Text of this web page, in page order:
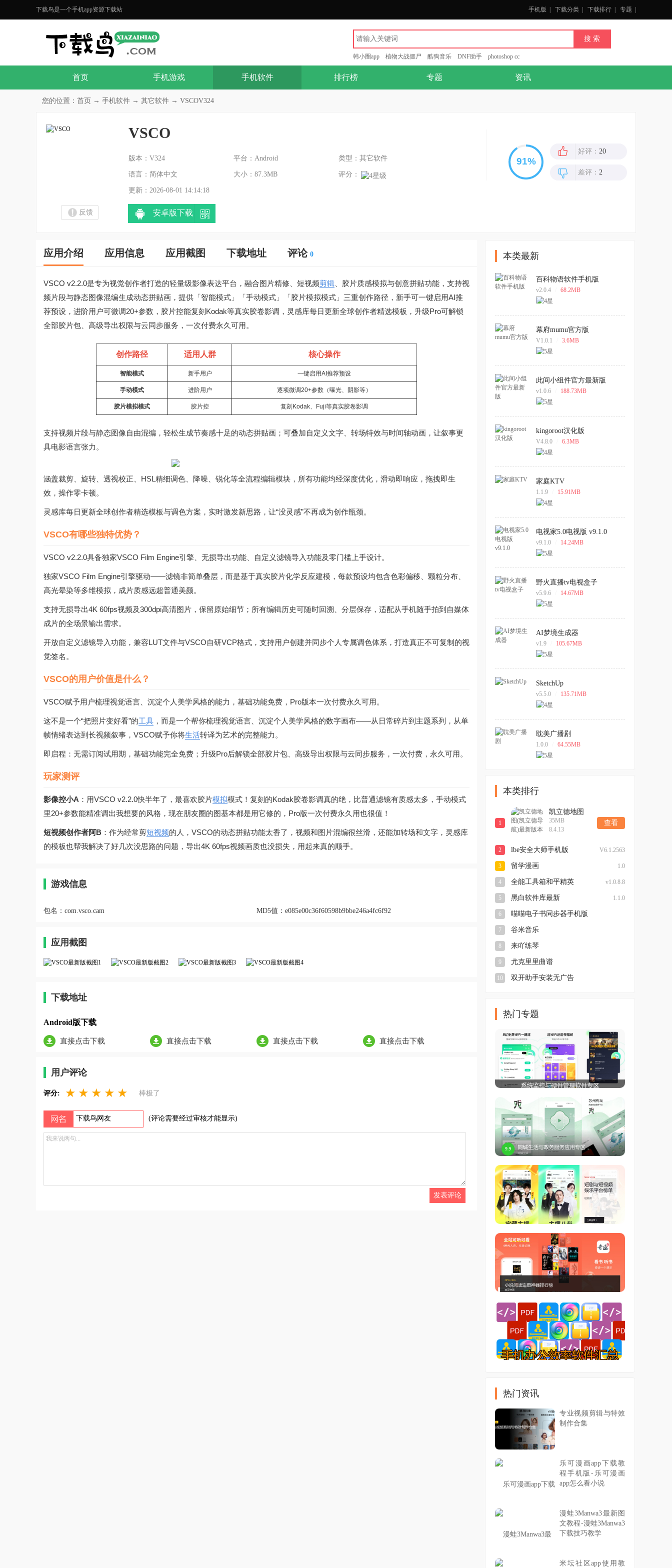
下载鸟是一个手机app资源下载站 手机版 下载分类 下载排行 专题
韩小圈app 植物大战僵尸 酷狗音乐 DNF助手 photoshop cc
首页 手机游戏 手机软件 排行榜 专题 资讯
您的位置： 首页 → 手机软件 → 其它软件 → VSCOV324
VSCO
版本：V324 平台：Android 类型：其它软件
语言：简体中文 大小：87.3MB 评分：
更新：2026-08-01 14:14:18
反馈 安卓版下载
好评： 20
差评： 2
应用介绍 应用信息 应用截图 下载地址 评论 0
VSCO v2.2.0是专为视觉创作者打造的轻量级影像表达平台，融合图片精修、短视频剪辑 、胶片质感模拟与创意拼贴功能，支持视
频片段与静态图像混编生成动态拼贴画，提供「智能模式」「手动模式」「胶片模拟模式」三重创作路径，新手可一键启用AI推
荐预设，进阶用户可微调20+参数，胶片控能复刻Kodak等真实胶卷影调，灵感库每日更新全球创作者精选模板，升级Pro可解锁
全部胶片包、高级导出权限与云同步服务，一次付费永久可用。
创作路径 适用人群 核心操作
智能模式 新手用户 一键启用AI推荐预设
手动模式 进阶用户 逐项微调20+参数（曝光、阴影等）
胶片模拟模式 胶片控 复刻Kodak、Fuji等真实胶卷影调
支持视频片段与静态图像自由混编，轻松生成节奏感十足的动态拼贴画；可叠加自定义文字、转场特效与时间轴动画，让叙事更
具电影语言张力。
涵盖裁剪、旋转、透视校正、HSL精细调色、降噪、锐化等全流程编辑模块，所有功能均经深度优化，滑动即响应，拖拽即生
效，操作零卡顿。
灵感库每日更新全球创作者精选模板与调色方案，实时激发新思路，让“没灵感”不再成为创作瓶颈。
VSCO有哪些独特优势？
VSCO v2.2.0具备独家VSCO Film Engine引擎、无损导出功能、自定义滤镜导入功能及零门槛上手设计。
独家VSCO Film Engine引擎驱动——滤镜非简单叠层，而是基于真实胶片化学反应建模，每款预设均包含色彩偏移、颗粒分布、
高光晕染等多维模拟，成片质感远超普通美颜。
支持无损导出4K 60fps视频及300dpi高清图片，保留原始细节；所有编辑历史可随时回溯、分层保存，适配从手机随手拍到自媒体
成片的全场景输出需求。
开放自定义滤镜导入功能，兼容LUT文件与VSCO自研VCP格式，支持用户创建并同步个人专属调色体系，打造真正不可复制的视
觉签名。
VSCO的用户价值是什么？
VSCO赋予用户梳理视觉语言、沉淀个人美学风格的能力，基础功能免费，Pro版本一次付费永久可用。
这不是一个“把照片变好看”的工具 ，而是一个帮你梳理视觉语言、沉淀个人美学风格的数字画布——从日常碎片到主题系列，从单
帧情绪表达到长视频叙事，VSCO赋予你将生活转译为艺术的完整能力。
即启程：无需订阅试用期，基础功能完全免费；升级Pro后解锁全部胶片包、高级导出权限与云同步服务，一次付费，永久可用。
玩家测评
影像控小A ：用VSCO v2.2.0快半年了，最喜欢胶片模拟模式！复刻的Kodak胶卷影调真的绝，比普通滤镜有质感太多，手动模式
里20+参数能精准调出我想要的风格，现在朋友圈的图基本都是用它修的，Pro版一次付费永久用也很值！
短视频创作者阿B ：作为经常剪短视频的人，VSCO的动态拼贴功能太香了，视频和图片混编很丝滑，还能加转场和文字，灵感库
的模板也帮我解决了好几次没思路的问题，导出4K 60fps视频画质也没损失，用起来真的顺手。
游戏信息
包名： com.vsco.cam MD5值： e085e00c36f60598b9bbe246a4fc6f92
应用截图
下载地址
Android版下载
直接点击下载 直接点击下载 直接点击下载 直接点击下载
用户评论
评分: ★ ★ ★ ★ ★ 棒极了
(评论需要经过审核才能显示)
本类最新
百科物语软件手机版
v2.0.4 68.2MB
幕府mumu官方版
V1.0.1 3.6MB
此间小组件官方最新版
v1.0.6 188.73MB
kingoroot汉化版
V4.8.0 6.3MB
家庭KTV
1.1.9 15.91MB
电视家5.0电视版 v9.1.0
v9.1.0 14.24MB
野火直播tv电视盒子
v5.9.6 14.67MB
AI梦境生成器
v1.9 105.67MB
SketchUp
v5.5.0 135.71MB
耽美广播剧
1.0.0 64.55MB
本类排行
1
凯立德地图
(凯立德导航)
最新版本
35MB
8.4.13
查看
2 lbe安全大师手机版 V6.1.2563
3 留学漫画 1.0
4 全能工具箱和平精英 v1.0.8.8
5 黑白软件库最新 1.1.0
6
喵喵电子书同步器手机版
7
谷米音乐
8 来吖练琴
9 尤克里里曲谱
10
双开助手安装无广告
热门专题
热门资讯
专业视频剪辑与特效
制作合集
乐可漫画app下载教
程手机版-乐可漫画
app怎么看小说
漫蛙3Manwa3最新图
文教程-漫蛙3Manwa3
下载技巧教学
米坛社区app使用教